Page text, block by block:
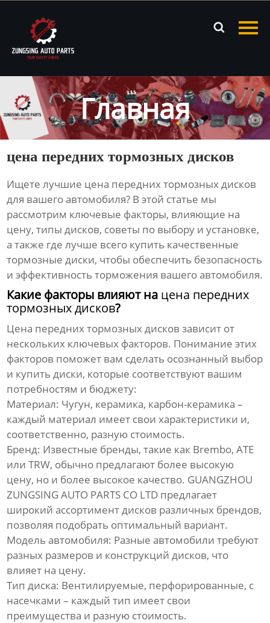

Продукция
Новости
О нас
Контакты
Главная
цена передних тормозных дисков
Ищете лучшие цена передних тормозных дисков
для вашего автомобиля? В этой статье мы
рассмотрим ключевые факторы, влияющие на
цену, типы дисков, советы по выбору и установке,
а также где лучше всего купить качественные
тормозные диски, чтобы обеспечить безопасность
и эффективность торможения вашего автомобиля.
Какие факторы влияют на цена передних
тормозных дисков?
Цена передних тормозных дисков зависит от
нескольких ключевых факторов. Понимание этих
факторов поможет вам сделать осознанный выбор
и купить диски, которые соответствуют вашим
потребностям и бюджету:
Материал: Чугун, керамика, карбон-керамика –
каждый материал имеет свои характеристики и,
соответственно, разную стоимость.
Бренд: Известные бренды, такие как Brembo, ATE
или TRW, обычно предлагают более высокую
цену, но и более высокое качество. GUANGZHOU
ZUNGSING AUTO PARTS CO LTD предлагает
широкий ассортимент дисков различных брендов,
позволяя подобрать оптимальный вариант.
Модель автомобиля: Разные автомобили требуют
разных размеров и конструкций дисков, что
влияет на цену.
Тип диска: Вентилируемые, перфорированные, с
насечками – каждый тип имеет свои
преимущества и разную стоимость.